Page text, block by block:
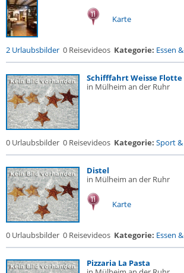
Karte
2 Urlaubsbilder 0 Reisevideos Kategorie: Essen
Schifffahrt Weisse
in Mülheim an der Ruhr
0 Urlaubsbilder 0 Reisevideos Kategorie: Sport
Distel
in Mülheim an der Ruhr
Karte
0 Urlaubsbilder 0 Reisevideos Kategorie: Essen
Pizzaria La Pasta